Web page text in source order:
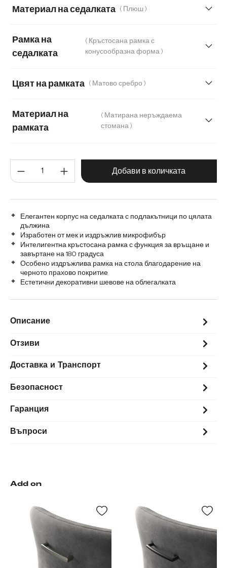
Материал на седалката ( Плюш )
Плюш Букле Естествена кожа
Микрофибър/букле, микрофибър Плюш
Рамка на
седалката
( Кръстосана рамка с
конусообразна форма )
Цвят на рамката ( Матово сребро )
Материал на
рамката
( Матирана неръждаема
стомана )
Графитена неръждаема стомана Дъб
Количество на продукта:
Добави в количката
Елегантен корпус на седалката с подлакътници по цялата
дължина
Изработен от мек и издръжлив микрофибър
Интелигентна кръстосана рамка с функция за връщане и
завъртане на 180 градуса
Особено издръжлива рамка на стола благодарение на
черното прахово покритие
Естетични декоративни шевове на облегалката
Описание
Отзиви
Доставка и Транспорт
Безопасност
Гаранция
Въпроси
Add on